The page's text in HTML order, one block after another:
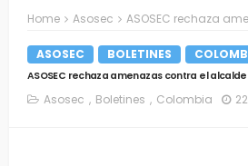
Home Asosec ASOSEC rechaza amenazas
ASOSEC BOLETINES
ASOSEC rechaza amenazas contra el
Asosec Boletines Colombia